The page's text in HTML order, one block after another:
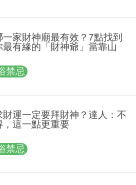
一家財神廟最有效？7點找到
最有緣的「財神爺」當靠山
禁忌
財運一定要拜財神？達人：不
，這一點更重要
禁忌